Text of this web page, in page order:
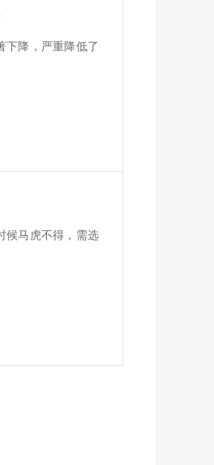
下降，严重降低了
候马虎不得，需选